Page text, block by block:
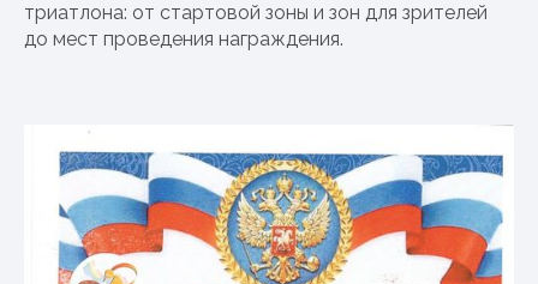
триатлона: от стартовой зоны и зон для зрителей
до мест проведения награждения.